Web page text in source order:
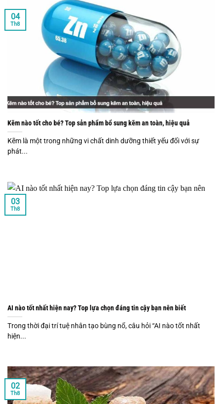
Kẽm nào tốt cho bé? Top sản phẩm bổ sung kẽm an toàn, hiệu quả
Kẽm là một trong những vi chất dinh dưỡng thiết yếu đối với sự
phát...
04
Th8
AI nào tốt nhất hiện nay? Top lựa chọn đáng tin cậy bạn nên biết
Trong thời đại trí tuệ nhân tạo bùng nổ, câu hỏi “AI nào tốt nhất
hiện...
03
Th8
02
Th8